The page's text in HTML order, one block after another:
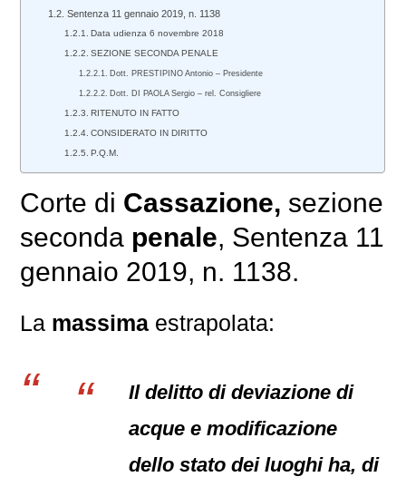
Sentenza 11 gennaio 2019, n. 1138
Data udienza 6 novembre 2018
SEZIONE SECONDA PENALE
Dott. PRESTIPINO Antonio – Presidente
Dott. DI PAOLA Sergio – rel. Consigliere
RITENUTO IN FATTO
CONSIDERATO IN DIRITTO
P.Q.M.
Corte di Cassazione, sezione
seconda penale, Sentenza 11
gennaio 2019, n. 1138.
La massima estrapolata:
Il delitto di deviazione di
acque e modificazione
dello stato dei luoghi ha, di